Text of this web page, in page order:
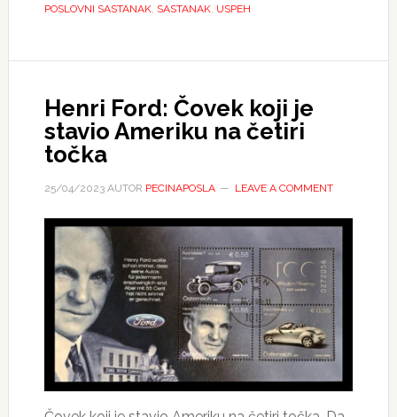
POSLOVNI SASTANAK, SASTANAK, USPEH
Henri Ford: Čovek koji je
stavio Ameriku na četiri
točka
25/04/2023AUTOR PECINAPOSLA LEAVE A COMMENT